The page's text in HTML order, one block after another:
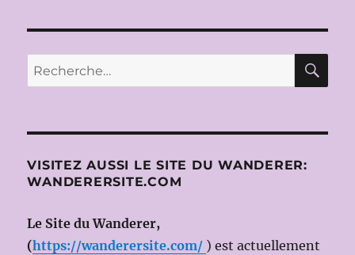
Recherche
pour :
VISITEZ AUSSI LE SITE DU WANDERER:
WANDERERSITE.COM
Le Site du Wanderer,
(https://wanderersite.com/ ) est actuellement